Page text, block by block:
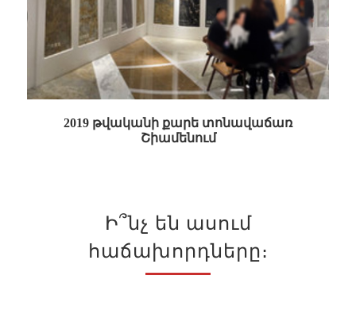
2019 թվականի քարե տոնավաճառ
Շիամենում
Ի՞նչ են ասում
հաճախորդները։